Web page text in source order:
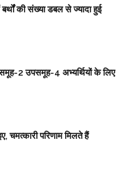
की संख्या डबल से ज्यादा हुई
2 उपसमूह-4 अभ्यर्थियों के लिए
चमत्कारी परिणाम मिलते हैं